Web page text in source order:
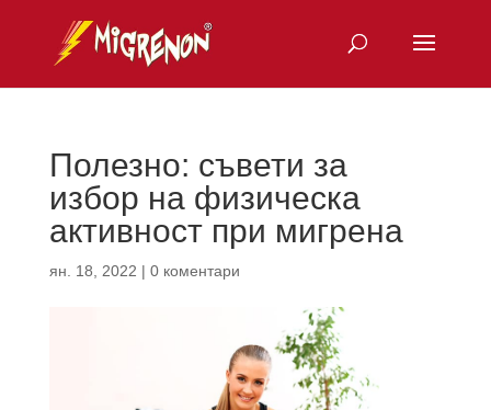
Полезно: съвети за
избор на физическа
активност при мигрена
ян. 18, 2022 | 0 коментари